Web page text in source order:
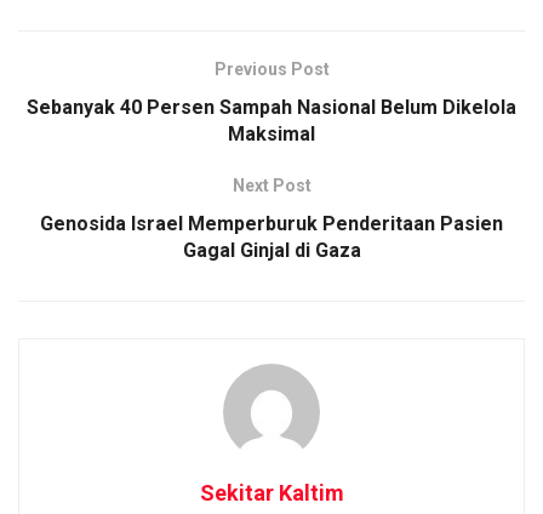
Previous Post
Sebanyak 40 Persen Sampah Nasional Belum Dikelola
Maksimal
Next Post
Genosida Israel Memperburuk Penderitaan Pasien
Gagal Ginjal di Gaza
Sekitar Kaltim